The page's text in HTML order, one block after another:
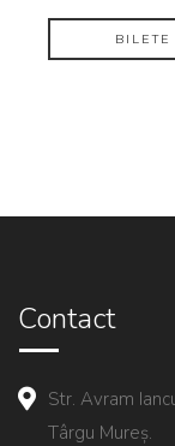
BILETE
Contact
Str. Avram
Târgu Mureș.